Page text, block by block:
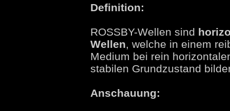
Definition:
ROSSBY-Wellen sind
Wellen, welche in einem
Medium bei rein
stabilen Grundzustand
Anschauung: